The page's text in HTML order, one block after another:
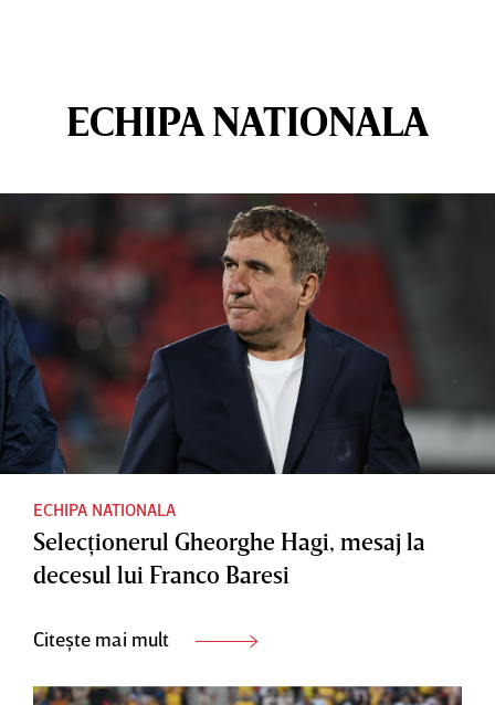
ECHIPA NATIONALA
ECHIPA NATIONALA
Selecţionerul Gheorghe Hagi, mesaj la
decesul lui Franco Baresi
Citește mai mult